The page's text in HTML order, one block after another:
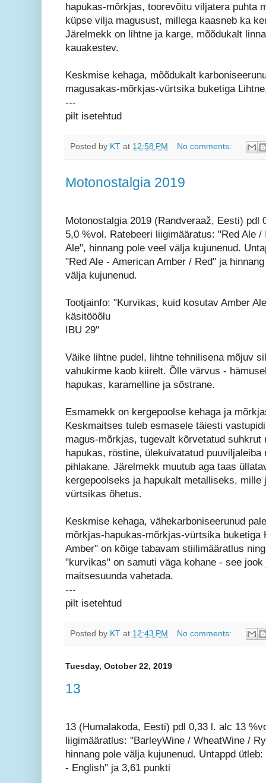
hapukas-mõrkjas, toorevõitu viljatera puhta
küpse vilja magusust, millega kaasneb ka
Järelmekk on lihtne ja karge, mõõdukalt
kauakestev.
Keskmise kehaga, mõõdukalt
magusakas-mõrkjas-vürtsika buketiga
---
pilt isetehtud
Posted by KT at 12:58 PM No comments:
Motonostalgia 2019
Motonostalgia 2019 (Randveraaž, Eesti) pdl
5,0 %vol. Ratebeeri liigimääratus: "Red Ale /
Ale", hinnang pole veel välja kujunenud.
"Red Ale - American Amber / Red" ja
välja kujunenud.
Tootjainfo: "Kurvikas, kuid kosutav Amber
käsitööõlu
IBU 29"
Väike lihtne pudel, lihtne tehnilisena mõjuv
vahukirme kaob kiirelt. Õlle värvus -
hapukas, karamelline ja sõstrane.
Esmamekk on kergepoolse kehaga ja
Keskmaitses tuleb esmasele täiesti
magus-mõrkjas, tugevalt kõrvetatud suhkrut
hapukas, röstine, ülekuivatatud puuviljaleiba
pihlakane. Järelmekk muutub aga taas
kergepoolseks ja hapukalt metalliseks, mille
vürtsikas õhetus.
Keskmise kehaga, vähekarboniseerunud
mõrkjas-hapukas-mõrkjas-vürtsika buketiga
Amber" on kõige tabavam stiilimääratlus
"kurvikas" on samuti väga kohane - see
maitsesuunda vahetada.
---
pilt isetehtud
Posted by KT at 12:43 PM No comments:
Tuesday, October 22, 2019
13
13 (Humalakoda, Eesti) pdl 0,33 l. alc 13
liigimääratlus: "BarleyWine / WheatWine /
hinnang pole välja kujunenud. Untappd
- English" ja 3,61 punkti